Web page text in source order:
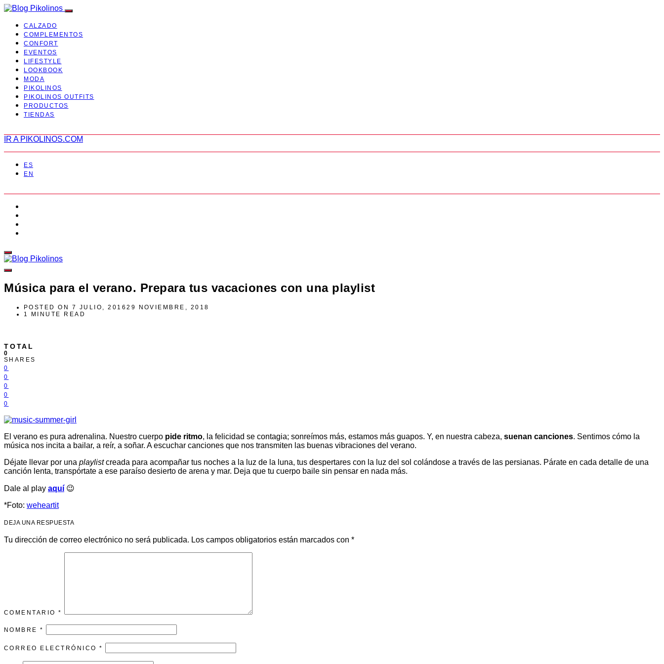
CALZADO
COMPLEMENTOS
CONFORT
EVENTOS
LIFESTYLE
LOOKBOOK
MODA
PIKOLINOS
PIKOLINOS OUTFITS
PRODUCTOS
TIENDAS
IR A PIKOLINOS.COM
ES
EN
Música para el verano. Prepara tus vacaciones con una playlist
POSTED ON 7 JULIO, 201629 NOVIEMBRE, 2018
1 MINUTE READ
TOTAL
0
SHARES
0
0
0
0
0
El verano es pura adrenalina. Nuestro cuerpo pide ritmo, la felicidad se contagia; sonreímos más, estamos más guapos. Y, en nuestra cabeza, suenan canciones. Sentimos cómo la
música nos incita a bailar, a reír, a soñar. A escuchar canciones que nos transmiten las buenas vibraciones del verano.
Déjate llevar por una playlistcreada para acompañar tus noches a la luz de la luna, tus despertares con la luz del sol colándose a través de las persianas. Párate en cada detalle de una
canción lenta, transpórtate a ese paraíso desierto de arena y mar. Deja que tu cuerpo baile sin pensar en nada más.
Dale al play aquí 😉
*Foto: weheartit
DEJA UNA RESPUESTA
Tu dirección de correo electrónico no será publicada. Los campos obligatorios están marcados con *
COMENTARIO*
NOMBRE*
CORREO ELECTRÓNICO*